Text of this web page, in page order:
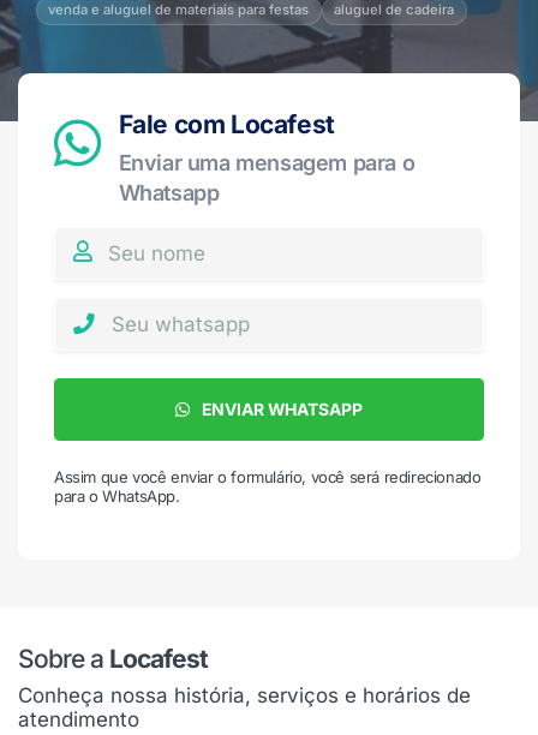
venda e aluguel de materiais para festas
aluguel de cadeira
Fale com Locafest
Enviar uma mensagem para o
Whatsapp
ENVIAR WHATSAPP
Assim que você enviar o formulário, você será redirecionado
para o WhatsApp.
Sobre a Locafest
Conheça nossa história, serviços e horários de
atendimento